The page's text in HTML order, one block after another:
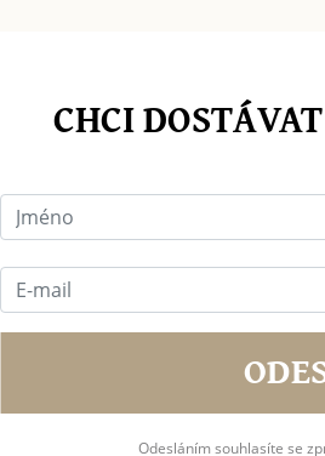
CHCI
Odesláním souhlasíte se